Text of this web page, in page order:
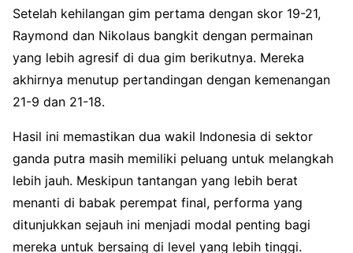
Setelah kehilangan gim pertama dengan skor 19-21,
Raymond dan Nikolaus bangkit dengan permainan
yang lebih agresif di dua gim berikutnya. Mereka
akhirnya menutup pertandingan dengan kemenangan
21-9 dan 21-18.
Hasil ini memastikan dua wakil Indonesia di sektor
ganda putra masih memiliki peluang untuk melangkah
lebih jauh. Meskipun tantangan yang lebih berat
menanti di babak perempat final, performa yang
ditunjukkan sejauh ini menjadi modal penting bagi
mereka untuk bersaing di level yang lebih tinggi.